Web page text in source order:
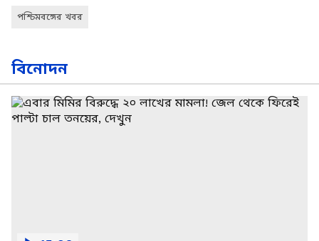
পশ্চিমবঙ্গের খবর
বিনোদন